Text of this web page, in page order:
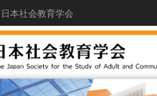
日本社会教育学会